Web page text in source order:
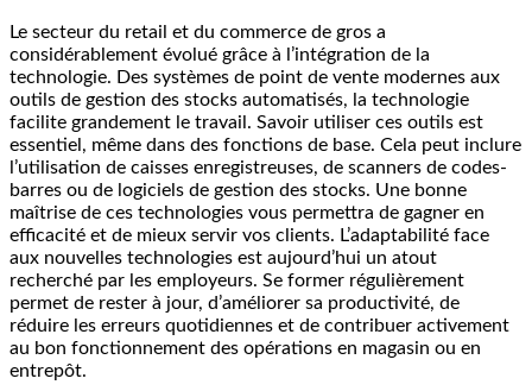
Le secteur du retail et du commerce de gros a
considérablement évolué grâce à l’intégration de la
technologie. Des systèmes de point de vente modernes aux
outils de gestion des stocks automatisés, la technologie
facilite grandement le travail. Savoir utiliser ces outils est
essentiel, même dans des fonctions de base. Cela peut inclure
l’utilisation de caisses enregistreuses, de scanners de codes-
barres ou de logiciels de gestion des stocks. Une bonne
maîtrise de ces technologies vous permettra de gagner en
efficacité et de mieux servir vos clients. L’adaptabilité face
aux nouvelles technologies est aujourd’hui un atout
recherché par les employeurs. Se former régulièrement
permet de rester à jour, d’améliorer sa productivité, de
réduire les erreurs quotidiennes et de contribuer activement
au bon fonctionnement des opérations en magasin ou en
entrepôt.